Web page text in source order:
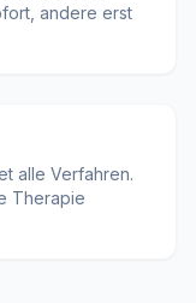
andere erst
alle Verfahren.
Therapie